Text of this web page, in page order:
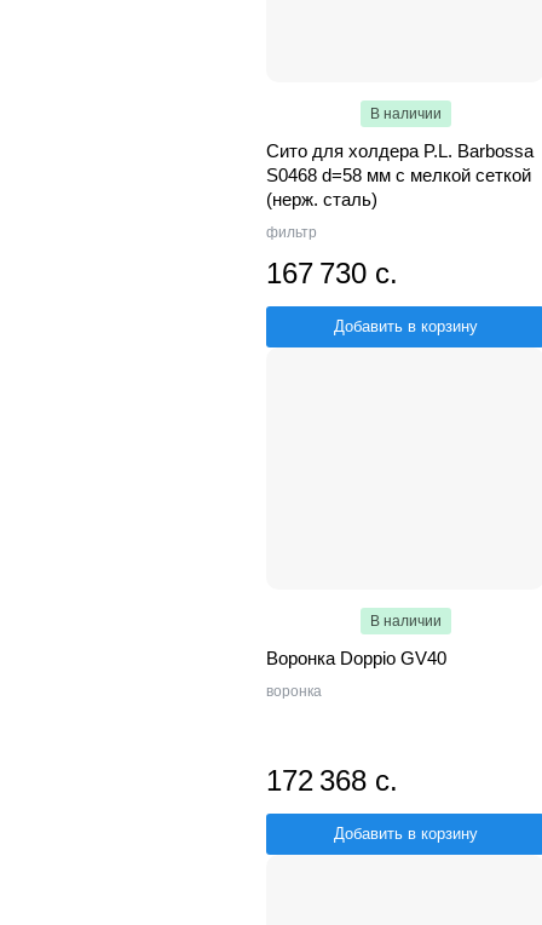
В наличии
Сито для холдера P.L. Barbossa
S0468 d=58 мм с мелкой сеткой
(нерж. сталь)
фильтр
167 730 с.
Добавить в корзину
В наличии
Воронка Doppio GV40
воронка
172 368 с.
Добавить в корзину